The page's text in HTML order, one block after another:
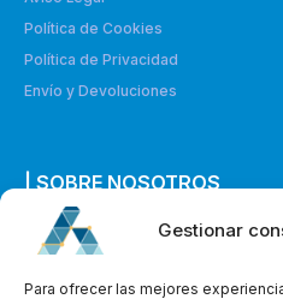
Gestionar
Para ofrecer las mejores
Política de Cookies
Política de Privacidad
Envío y Devoluciones
| SOBRE NOSOTROS
Quiénes somos
Envíanos un mensaje